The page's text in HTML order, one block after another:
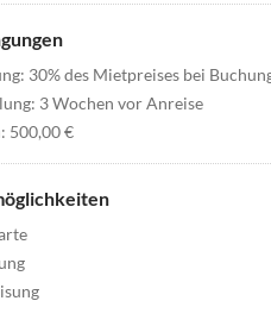
30% des Mietpreises bei
3 Wochen vor Anreise
500,00 €